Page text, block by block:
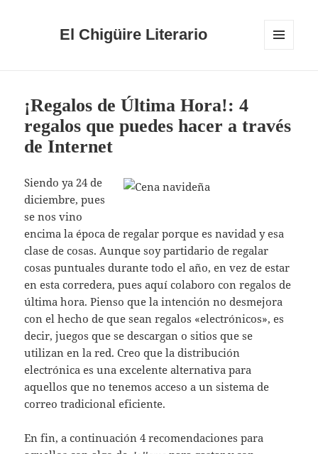
El Chigüire Literario
¡Regalos de Última Hora!: 4
regalos que puedes hacer a través
de Internet
Siendo ya 24 de
diciembre, pues
se nos vino
encima la época de regalar porque es navidad y esa
clase de cosas. Aunque soy partidario de regalar
cosas puntuales durante todo el año, en vez de estar
en esta corredera, pues aquí colaboro con regalos de
última hora. Pienso que la intención no desmejora
con el hecho de que sean regalos «electrónicos», es
decir, juegos que se descargan o sitios que se
utilizan en la red. Creo que la distribución
electrónica es una excelente alternativa para
aquellos que no tenemos acceso a un sistema de
correo tradicional eficiente.
En fin, a continuación 4 recomendaciones para